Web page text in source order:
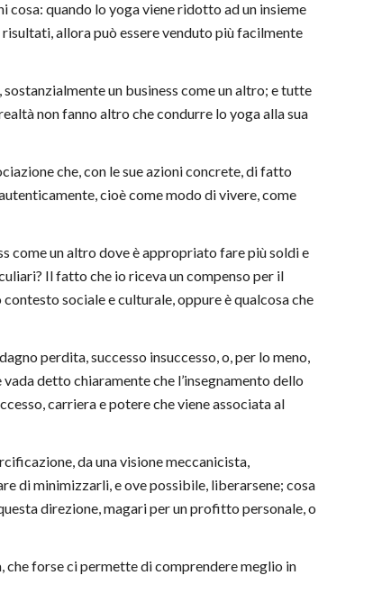
quando lo yoga viene ridotto ad un insieme
allora può essere venduto più facilmente
un business come un altro; e tutte
non fanno altro che condurre lo yoga alla sua
che, con le sue azioni concrete, di fatto
cioè come modo di vivere, come
come un altro dove è appropriato fare più soldi e
Il fatto che io riceva un compenso per il
sociale e culturale, oppure è qualcosa che
perdita, successo insuccesso, o, per lo meno,
detto chiaramente che l’insegnamento dello
carriera e potere che viene associata al
da una visione meccanicista,
di minimizzarli, e ove possibile, liberarsene; cosa
direzione, magari per un profitto personale, o
che forse ci permette di comprendere meglio in